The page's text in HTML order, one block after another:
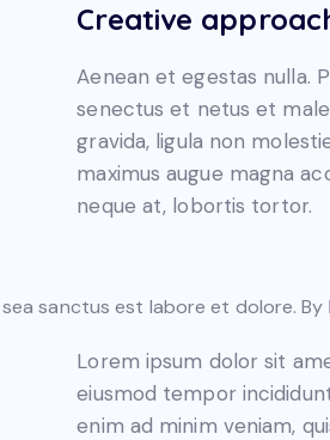
Creative
Aenean et egestas nulla.
senectus et netus et
gravida, ligula non
maximus augue magna
neque at, lobortis tortor.
sanctus est labore et dolore. By
Lorem ipsum dolor sit
eiusmod tempor
enim ad minim veniam,